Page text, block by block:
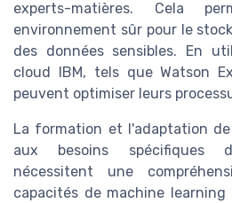
experts-matières. Cela
environnement sûr pour le
des données sensibles. En
cloud IBM, tels que Watson
peuvent optimiser leurs
La formation et l'adaptation
aux besoins spécifiques
nécessitent une
capacités de machine learning